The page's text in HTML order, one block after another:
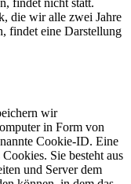
findet nicht statt.
die wir alle zwei Jahre
findet eine Darstellung
wir
in Form von
Cookie-ID. Eine
Sie besteht aus
und Server dem